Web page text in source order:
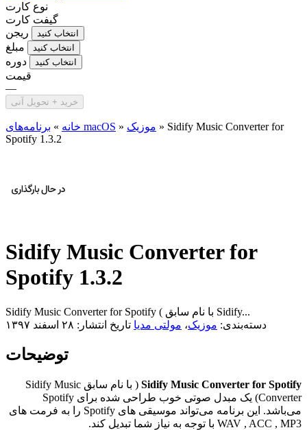
نوع کارت
گیفت کارت
ریجن
انتخاب کنید
مبلغ انتخاب کنید
دوره انتخاب کنید
قیمت
—
خرید + تحویل آنی
خانه » برنامه‌های macOS » موزیک » Sidify Music Converter for
Spotify 1.3.2
Sidify Music Converter for
Spotify 1.3.2
Sidify Music Converter for Spotify ( با نام سابق Sidify...
دسته‌بندی: موزیک، مولتی مدیا تاریخ انتشار: ۲۸ اسفند ۱۳۹۷
توضیحات
Sidify Music Converter for Spotify
( با نام سابق Sidify Music
Converter) یک مبدل صوتی خوب طراحی شده برای Spotify
می‌باشد. این برنامه می‌تواند موسیقی های Spotify را به فرمت های
WAV , ACC , MP3 با توجه به نیاز شما تبدیل کند.